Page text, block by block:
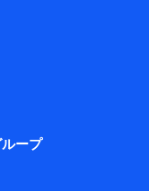
ナンシャルグルー
るユーザー登録受
ンシャルグルー
供するため、また
それらに付帯、
・フィナンシャ
案内、提供する
歴、ウェブサイ
ープ